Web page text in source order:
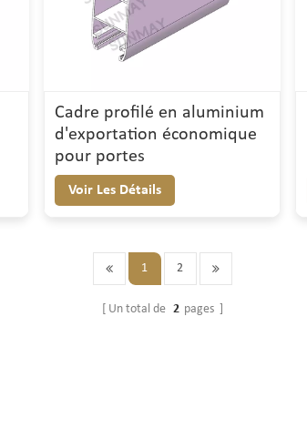
Cadre profilé en aluminium
d'exportation économique
pour portes
Voir Les Détails
1 2
Un total de 2 pages